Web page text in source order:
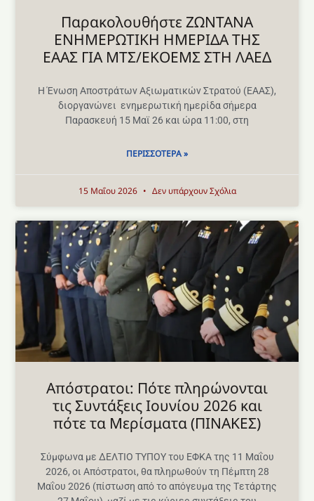
Παρακολουθήστε ΖΩΝΤΑΝΑ
ΕΝΗΜΕΡΩΤΙΚΗ ΗΜΕΡΙΔΑ ΤΗΣ
ΕΑΑΣ ΓΙΑ ΜΤΣ/ΕΚΟΕΜΣ ΣΤΗ ΛΑΕΔ
Η Ένωση Αποστράτων Αξιωματικών Στρατού (ΕΑΑΣ),
διοργανώνει ενημερωτική ημερίδα σήμερα
Παρασκευή 15 Μαϊ 26 και ώρα 11:00, στη
ΠΕΡΙΣΣΌΤΕΡΑ »
15 Μαΐου 2026 Δεν υπάρχουν Σχόλια
Aπόστρατοι: Πότε πληρώνονται
τις Συντάξεις Ιουνίου 2026 και
πότε τα Μερίσματα (ΠΙΝΑΚΕΣ)
Σύμφωνα με ΔΕΛΤΙΟ ΤΥΠΟΥ του ΕΦΚΑ της 11 Μαΐου
2026, οι Απόστρατοι, θα πληρωθούν τη Πέμπτη 28
Μαΐου 2026 (πίστωση από το απόγευμα της Tετάρτης